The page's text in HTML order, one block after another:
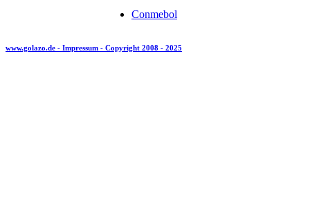
Conmebol
www.golazo.de - Impressum - Copyright 2008 - 2025